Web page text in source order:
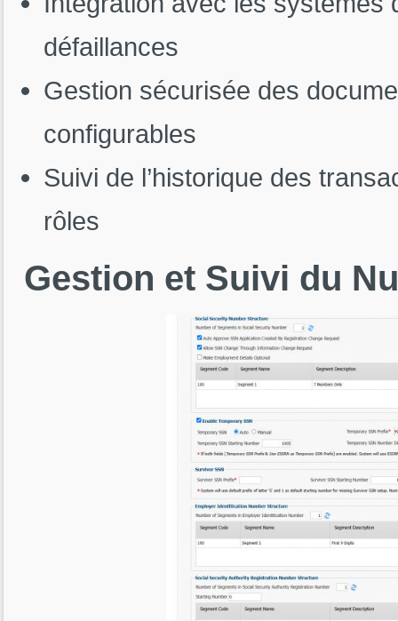
défaillances
Gestion sécurisée des
configurables
Suivi de l’historique des
rôles
Gestion et Suivi du